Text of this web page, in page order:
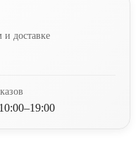
и доставке
10:00–19:00